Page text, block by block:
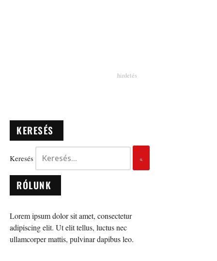
KERESÉS
Keresés
RÓLUNK
Lorem ipsum dolor sit amet, consectetur
adipiscing elit. Ut elit tellus, luctus nec
ullamcorper mattis, pulvinar dapibus leo.